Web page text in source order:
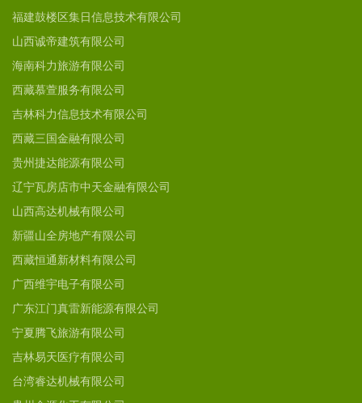
福建鼓楼区集日信息技术有限公司
山西诚帝建筑有限公司
海南科力旅游有限公司
西藏慕萱服务有限公司
吉林科力信息技术有限公司
西藏三国金融有限公司
贵州捷达能源有限公司
辽宁瓦房店市中天金融有限公司
山西高达机械有限公司
新疆山全房地产有限公司
西藏恒通新材料有限公司
广西维宇电子有限公司
广东江门真雷新能源有限公司
宁夏腾飞旅游有限公司
吉林易天医疗有限公司
台湾睿达机械有限公司